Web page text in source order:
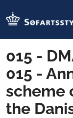
015 -
015 -
scheme
the